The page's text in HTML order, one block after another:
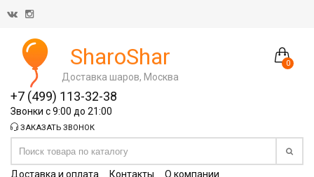
0
SharoShar
Доставка шаров, Москва
+7 (499) 113-32-38
Звонки с 9:00 до 21:00
ЗАКАЗАТЬ ЗВОНОК
Доставка и оплата Контакты О компании